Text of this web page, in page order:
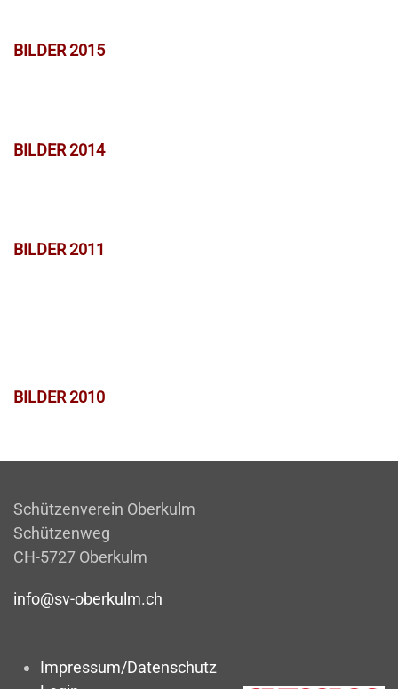
BILDER 2015
BILDER 2014
BILDER 2011
BILDER 2010
Schützenverein Oberkulm
Schützenweg
CH-5727 Oberkulm
info@sv-oberkulm.ch
Impressum/Datenschutz